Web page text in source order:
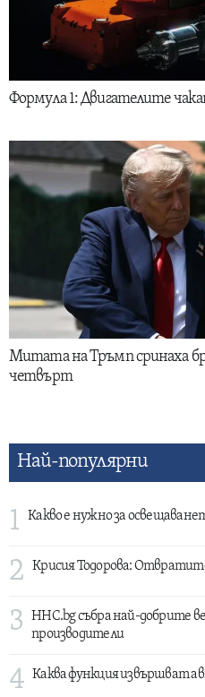
Формула 1: Двигателите
Митата на Тръмп сринаха
четвърт
Най-популярни
1 Какво е нужно за
2 Крисия Тодорова:
3
HHC.bg събра най-добрите
производители
4 Каква функция извършват